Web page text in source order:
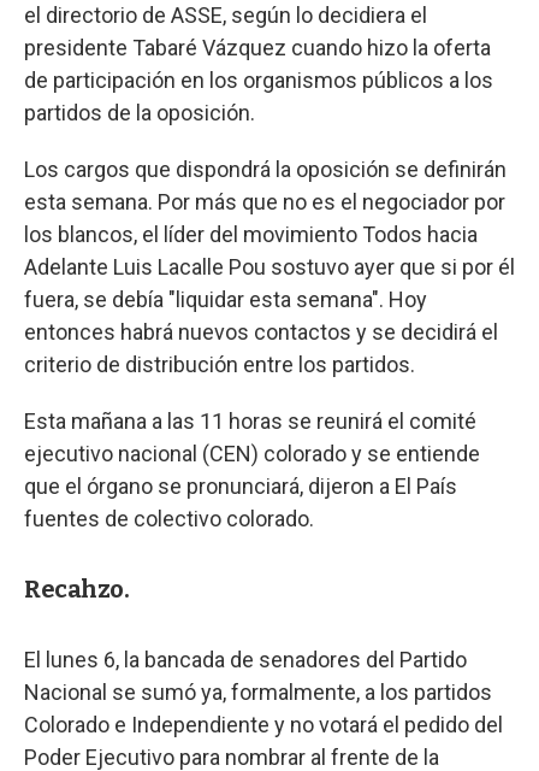
el directorio de ASSE, según lo decidiera el
presidente Tabaré Vázquez cuando hizo la oferta
de participación en los organismos públicos a los
partidos de la oposición.
Los cargos que dispondrá la oposición se definirán
esta semana. Por más que no es el negociador por
los blancos, el líder del movimiento Todos hacia
Adelante Luis Lacalle Pou sostuvo ayer que si por él
fuera, se debía "liquidar esta semana". Hoy
entonces habrá nuevos contactos y se decidirá el
criterio de distribución entre los partidos.
Esta mañana a las 11 horas se reunirá el comité
ejecutivo nacional (CEN) colorado y se entiende
que el órgano se pronunciará, dijeron a El País
fuentes de colectivo colorado.
Recahzo.
El lunes 6, la bancada de senadores del Partido
Nacional se sumó ya, formalmente, a los partidos
Colorado e Independiente y no votará el pedido del
Poder Ejecutivo para nombrar al frente de la